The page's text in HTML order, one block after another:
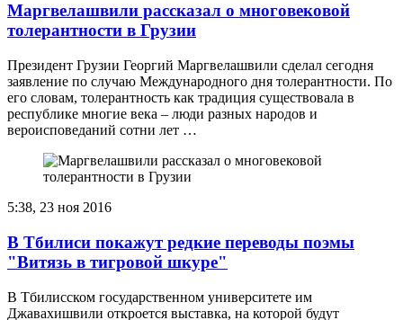
Маргвелашвили рассказал о многовековой
толерантности в Грузии
Президент Грузии Георгий Маргвелашвили сделал сегодня
заявление по случаю Международного дня толерантности. По
его словам, толерантность как традиция существовала в
республике многие века – люди разных народов и
вероисповеданий сотни лет …
5:38, 23 ноя 2016
В Тбилиси покажут редкие переводы поэмы
"Витязь в тигровой шкуре"
В Тбилисском государственном университете им
Джавахишвили откроется выставка, на которой будут